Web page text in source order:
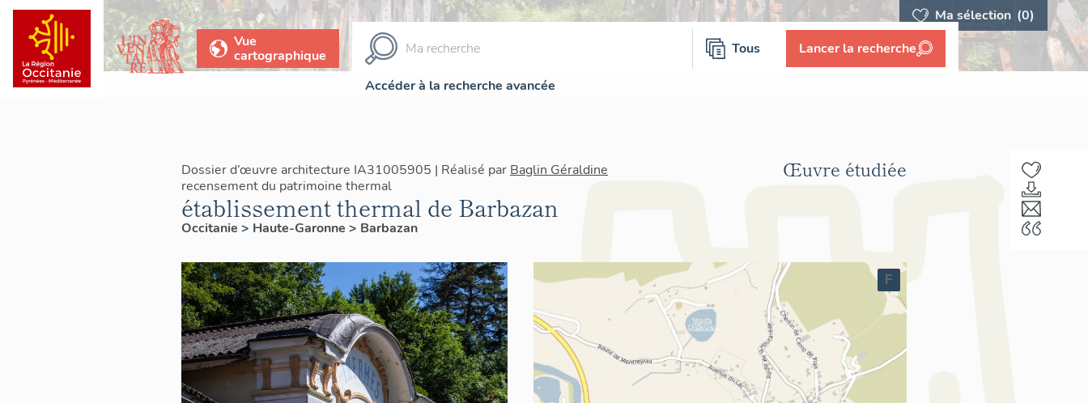
Ma sélection (0)
Vue
cartographique
Tous Lancer la recherche
Accéder à la recherche avancée
Dossier d’œuvre architecture IA31005905 | Réalisé par Baglin Géraldine
recensement du patrimoine thermal
établissement thermal de Barbazan
Occitanie > Haute-Garonne > Barbazan
Œuvre étudiée
F